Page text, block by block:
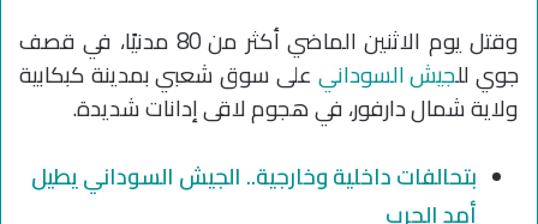
وقتل يوم الاثنين الماضي أكثر من 80 مدنيًا، في قصف
جوي للجيش السوداني على سوق شعبي بمدينة كبكابية
ولاية شمال دارفور، في هجوم لاقى إدانات شديدة.
بتحالفات داخلية وخارجية.. الجيش السوداني يطيل
أمد الحرب